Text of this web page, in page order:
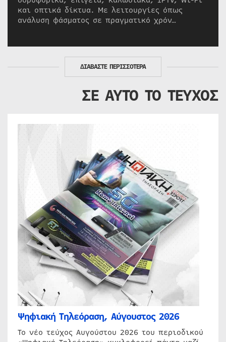
και οπτικά δίκτυα. Με λειτουργίες όπως
ανάλυση φάσματος σε πραγματικό χρόν…
ΔΙΑΒΑΣΤΕ ΠΕΡΙΣΣΟΤΕΡΑ
ΣΕ ΑΥΤΟ ΤΟ ΤΕΥΧΟΣ
Ψηφιακή Τηλεόραση, Αύγουστος 2026
Το νέο τεύχος Αυγούστου 2026 του περιοδικού